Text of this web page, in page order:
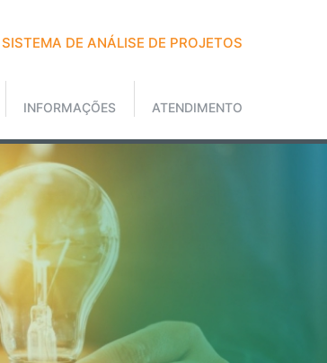
SISTEMA DE ANÁLISE DE PROJETOS
INFORMAÇÕES ATENDIMENTO